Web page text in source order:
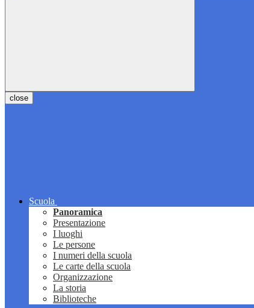
close
Scuola
Panoramica
Presentazione
I luoghi
Le persone
I numeri della scuola
Le carte della scuola
Organizzazione
La storia
Biblioteche